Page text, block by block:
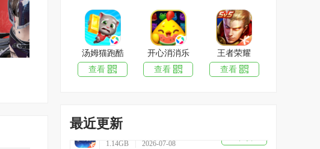
汤姆猫跑酷
查看
开心消消乐
查看
王者荣耀
查看
最近更新
1.50GB 2026-07-14
下载
率土之滨
1.8GB 2026-07-14
下载
英雄杀